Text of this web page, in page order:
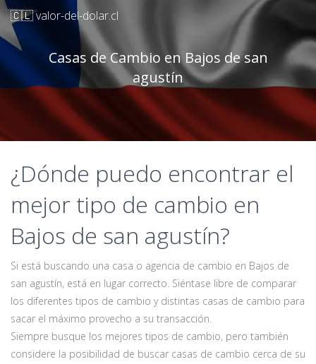
🇨🇱 valor-del-dolar.cl
Casas de Cambio en Bajos de san
agustín
¿Dónde puedo encontrar el
mejor tipo de cambio en
Bajos de san agustín?
Si está buscando una casa o agencia de cambio en Bajos de
san agustín, está en lugar correcto. Siéntase libre de comparar
los diferentes tipos de cambio y distintas casas de cambio para
sacar el máximo provecho a su transacción.
Siempre busque los mejores tipos de cambio, pero también
considere la posibilidad de buscar casas de cambio cerca de su